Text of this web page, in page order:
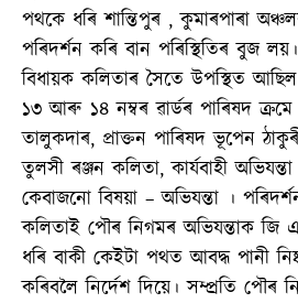
পথকে ধৰি শান্তিপুৰ , কুমাৰপাৰা
পৰিদৰ্শন কৰি বান পৰিস্থিতিৰ বুজ
বিধায়ক কলিতাৰ সৈতে উপস্থিত
১৩ আৰু ১৪ নম্বৰ ৱাৰ্ডৰ পাৰিষদ
তালুকদাৰ, প্ৰাক্তন পাৰিষদ ভূপেন
তুলসী ৰঞ্জন কলিতা, কাৰ্যবাহী
কেবাজনো বিষয়া – অভিযন্তা ।
কলিতাই পৌৰ নিগমৰ অভিযন্তাক
ধৰি বাকী কেইটা পথত আবদ্ধ পানী
কৰিবলৈ নিৰ্দেশ দিয়ে। সম্প্ৰতি পৌৰ